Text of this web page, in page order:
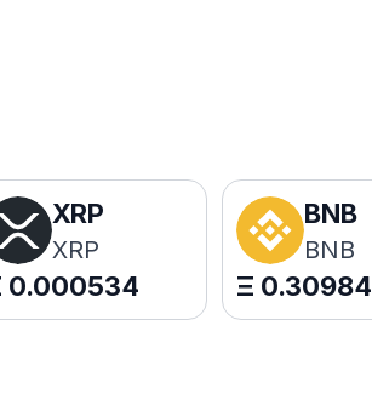
XRP
XRP
0.000534
BNB
BNB
Ξ 0.30984